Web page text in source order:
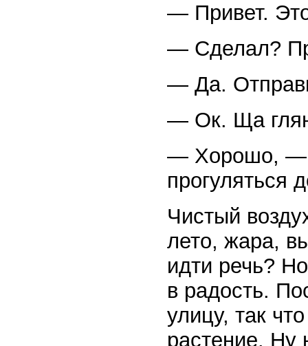
— Привет.
— Сделал?
— Да.
— Ок. Ща
— Хорошо, —
прогуляться
Чистый
лето, жара,
идти речь?
в радость.
улицу, так
растение. Ну